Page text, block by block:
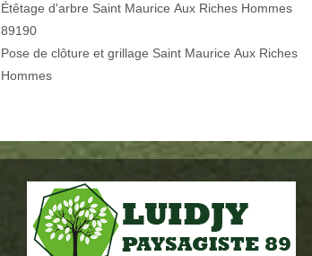
Étêtage d'arbre Saint Maurice Aux Riches Hommes
89190
Pose de clôture et grillage Saint Maurice Aux Riches
Hommes